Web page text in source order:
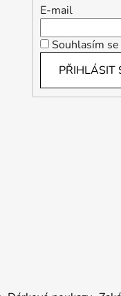
E-mail
Souhlasím se
PŘIHLÁSIT